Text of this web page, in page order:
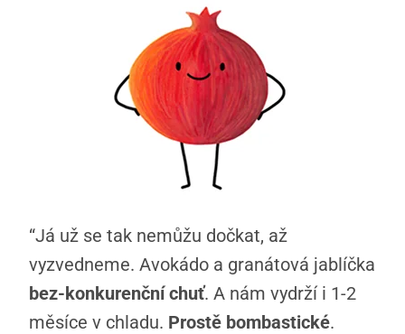
“Já už se tak nemůžu dočkat, až
vyzvedneme. Avokádo a granátová jablíčka
bez-konkurenční chuť. A nám vydrží i 1-2
měsíce v chladu. Prostě bombastické.